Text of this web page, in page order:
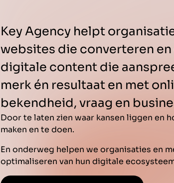
Key Agency helpt
websites die converteren
digitale content die
merk én resultaat en met
bekendheid, vraag en
Door te laten zien waar kansen liggen en
maken en te doen.
En onderweg helpen we organisaties en
optimaliseren van hun digitale